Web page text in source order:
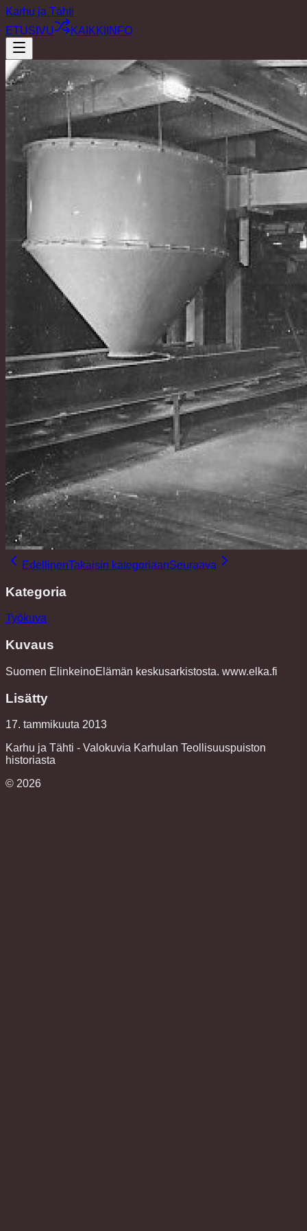
Karhu ja Tähti
ETUSIVU
KAIKKI INFO
EdellinenTakaisin kategoriaanSeuraava
Kategoria
Työkuva
Kuvaus
Suomen ElinkeinoElämän keskusarkistosta. www.elka.fi
Lisätty
17. tammikuuta 2013
Karhu ja Tähti - Valokuvia Karhulan Teollisuuspuiston
historiasta
© 2026